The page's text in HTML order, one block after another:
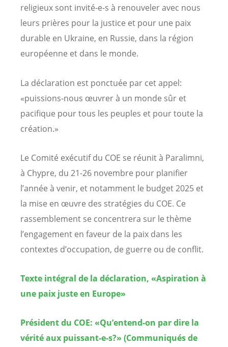
religieux sont invité-e-s à renouveler avec nous
leurs prières pour la justice et pour une paix
durable en Ukraine, en Russie, dans la région
européenne et dans le monde.
La déclaration est ponctuée par cet appel:
«puissions-nous œuvrer à un monde sûr et
pacifique pour tous les peuples et pour toute la
création.»
Le Comité exécutif du COE se réunit à Paralimni,
à Chypre, du 21-26 novembre pour planifier
l’année à venir, et notamment le budget 2025 et
la mise en œuvre des stratégies du COE. Ce
rassemblement se concentrera sur le thème
l’engagement en faveur de la paix dans les
contextes d’occupation, de guerre ou de conflit.
Texte intégral de la déclaration, «Aspiration à
une paix juste en Europe»
Président du COE: «Qu’entend-on par dire la
vérité aux puissant-e-s?» (Communiqués de